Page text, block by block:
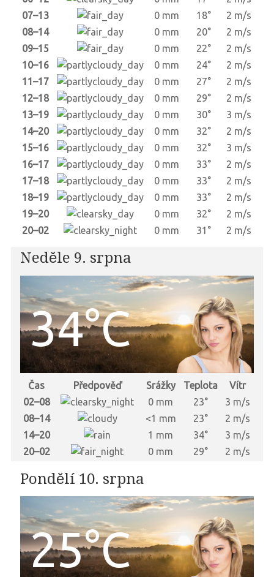
07–13
0 mm 18°
2 m/s
08–14
0 mm 20°
2 m/s
09–15
0 mm 22°
2 m/s
10–16
0 mm 24°
2 m/s
11–17
0 mm 27°
2 m/s
12–18
0 mm 29°
2 m/s
13–19
0 mm 30°
3 m/s
14–20
0 mm 32°
2 m/s
15–16
0 mm 32°
3 m/s
16–17
0 mm 33°
2 m/s
17–18
0 mm 33°
2 m/s
18–19
0 mm 33°
2 m/s
19–20
0 mm 32°
2 m/s
20–02
0 mm 31° 2 m/s
Neděle 9. srpna
34°C
Čas Předpověď Srážky Teplota
Vítr
02–08
0 mm 23°
3 m/s
08–14
<1 mm 23°
2 m/s
14–20
1 mm 34°
3 m/s
20–02
0 mm 29° 2 m/s
Pondělí 10. srpna
25°C